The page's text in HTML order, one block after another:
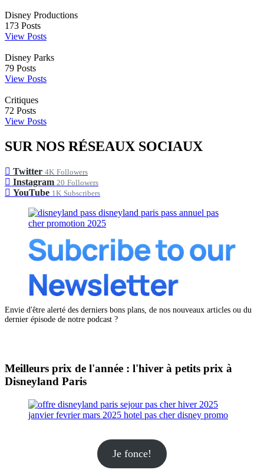
Disney Productions
173 Posts
View Posts
Disney Parks
79 Posts
View Posts
Critiques
72 Posts
View Posts
SUR NOS RÉSEAUX SOCIAUX
Twitter 4K Followers
Instagram 20 Followers
YouTube 1K Subscribers
Envie d'être alerté des derniers bons plans, de nos nouveaux articles ou du
dernier épisode de notre podcast ?
Meilleurs prix de l'année : l'hiver à petits prix à
Disneyland Paris
Je fonce!